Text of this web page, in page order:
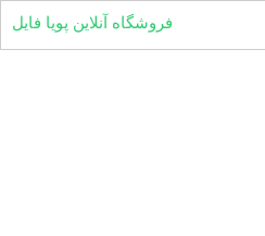
فروشگاه آنلاین پویا فایل